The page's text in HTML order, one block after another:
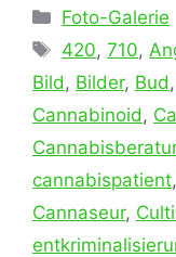
Kategorien
Foto-Galerie
Schlagwörter
420,710,
Bild , Bilder, Bud ,
Cannabinoid ,
cannabispatient,
Cannaseur,